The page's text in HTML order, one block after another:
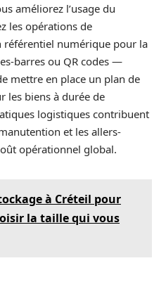
améliorez l’usage du
les opérations de
référentiel numérique pour la
barres ou QR codes —
mettre en place un plan de
les biens à durée de
logistiques contribuent
et les allers-
opérationnel global.
à Créteil pour
la taille qui vous